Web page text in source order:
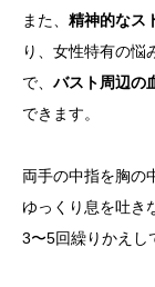
また、 精神的なス
り、女性特有の悩
で、 バスト周辺の
できます。
両手の中指を胸の
ゆっくり息を吐き
3〜5回繰りかえし